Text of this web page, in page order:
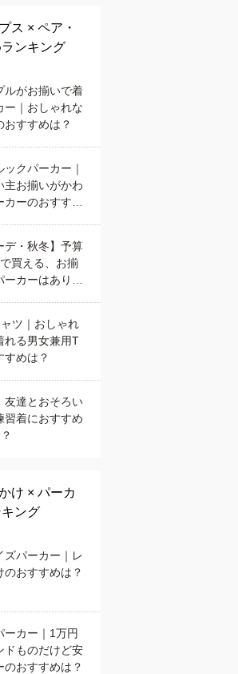
ス × ペア・
ンキング
ルがお揃いで着
ー｜おしゃれな
おすすめは？
クパーカー｜
主お揃いがかわ
ーのおすすめ
デ・秋冬】予算
買える、お揃
カーはありま
ツ｜おしゃれ
れる男女兼用T
すめは？
友達とおそろい
習着におすすめ
け × パーカ
ング
ズパーカー｜レ
のおすすめは？
ーカー｜1万円
ドものだけど安
のおすすめは？